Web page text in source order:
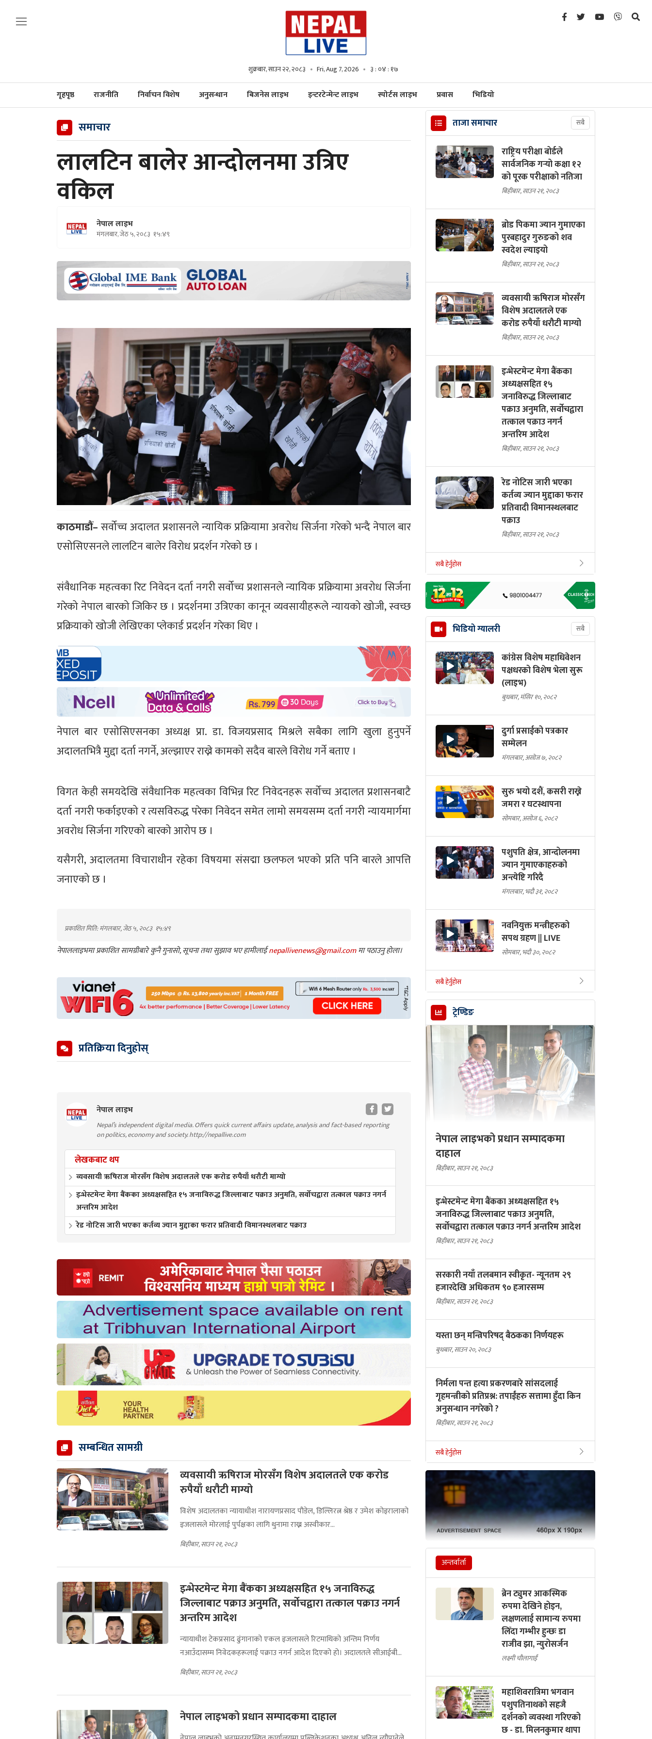
शुक्रबार, साउन २२, २०८३ Fri, Aug 7, 2026 ३ : ०४ : १८
गृहपृष्ठ राजनीति निर्वाचन विशेष अनुसन्धान बिजनेस लाइभ इन्टरटेन्मेन्ट लाइभ स्पोर्टस लाइभ प्रवास भिडियो
समाचार
लालटिन बालेर आन्दोलनमा उत्रिए
वकिल
नेपाल लाइभ
मंगलबार, जेठ ५, २०८३ १५:४९
काठमाडौं–सर्वोच्च अदालत प्रशासनले न्यायिक प्रक्रियामा अवरोध सिर्जना गरेको भन्दै नेपाल बार
एसोसिएसनले लालटिन बालेर विरोध प्रदर्शन गरेको छ ।
संवैधानिक महत्वका रिट निवेदन दर्ता नगरी सर्वोच्च प्रशासनले न्यायिक प्रक्रियामा अवरोध सिर्जना
गरेको नेपाल बारको जिकिर छ । प्रदर्शनमा उत्रिएका कानून व्यवसायीहरूले न्यायको खोजी, स्वच्छ
प्रक्रियाको खोजी लेखिएका प्लेकार्ड प्रदर्शन गरेका थिए ।
नेपाल बार एसोसिएसनका अध्यक्ष प्रा. डा. विजयप्रसाद मिश्रले सबैका लागि खुला हुनुपर्ने
अदालतभित्रै मुद्दा दर्ता नगर्ने, अल्झाएर राख्ने कामको सदैव बारले विरोध गर्ने बताए ।
विगत केही समयदेखि संवैधानिक महत्वका विभिन्न रिट निवेदनहरू सर्वोच्च अदालत प्रशासनबाटै
दर्ता नगरी फर्काइएको र त्यसविरुद्ध परेका निवेदन समेत लामो समयसम्म दर्ता नगरी न्यायमार्गमा
अवरोध सिर्जना गरिएको बारको आरोप छ ।
यसैगरी, अदालतमा विचाराधीन रहेका विषयमा संसद्मा छलफल भएको प्रति पनि बारले आपत्ति
जनाएको छ ।
प्रकाशित मिति: मंगलबार, जेठ ५, २०८३ १५:४९
नेपाललाइभमा प्रकाशित सामग्रीबारे कुनै गुनासो, सूचना तथा सुझाव भए हामीलाईnepallivenews@gmail.comमा पठाउनु होला।
प्रतिक्रिया दिनुहोस्
नेपाल लाइभ
Nepal’s independent digital media. Offers quick current affairs update, analysis and fact-based reporting
on politics, economy and society. http://nepallive.com
लेखकबाट थप
व्यवसायी ऋषिराज मोरसँग विशेष अदालतले एक करोड रुपैयाँ धरौटी माग्यो
इन्भेस्टमेन्ट मेगा बैंकका अध्यक्षसहित १५ जनाविरुद्ध जिल्लाबाट पक्राउ अनुमति, सर्वोचद्वारा तत्काल पक्राउ नगर्न
अन्तरिम आदेश
रेड नोटिस जारी भएका कर्तव्य ज्यान मुद्दाका फरार प्रतिवादी विमानस्थलबाट पक्राउ
सम्बन्धित सामग्री
व्यवसायी ऋषिराज मोरसँग विशेष अदालतले एक करोड
रुपैयाँ धरौटी माग्यो
विशेष अदालतका न्यायाधीश नारायणप्रसाद पौडेल, डिल्लिरत्न श्रेष्ठ र उमेश कोइरालाको
इजलासले मोरलाई पुर्पक्षका लागि थुनामा राख्न अस्वीकार...
बिहीबार, साउन २१, २०८३
इन्भेस्टमेन्ट मेगा बैंकका अध्यक्षसहित १५ जनाविरुद्ध
जिल्लाबाट पक्राउ अनुमति, सर्वोचद्वारा तत्काल पक्राउ नगर्न
अन्तरिम आदेश
न्यायाधीश टेकप्रसाद ढुंगानाको एकल इजलासले रिटमाथिको अन्तिम निर्णय
नआउँदासम्म निवेदकहरूलाई पक्राउ नगर्न आदेश दिएको हो। अदालतले सीआईबी...
बिहीबार, साउन २१, २०८३
नेपाल लाइभको प्रधान सम्पादकमा दाहाल
ताजा समाचार सबै
राष्ट्रिय परीक्षा बोर्डले
सार्वजनिक गर्‍यो कक्षा १२
को पूरक परीक्षाको नतिजा
बिहीबार, साउन २१, २०८३
ब्रोड पिकमा ज्यान गुमाएका
पुरबहादुर गुरुङको शव
स्वदेश ल्याइयो
बिहीबार, साउन २१, २०८३
व्यवसायी ऋषिराज मोरसँग
विशेष अदालतले एक
करोड रुपैयाँ धरौटी माग्यो
बिहीबार, साउन २१, २०८३
इन्भेस्टमेन्ट मेगा बैंकका
अध्यक्षसहित १५
जनाविरुद्ध जिल्लाबाट
पक्राउ अनुमति, सर्वोचद्वारा
तत्काल पक्राउ नगर्न
अन्तरिम आदेश
बिहीबार, साउन २१, २०८३
रेड नोटिस जारी भएका
कर्तव्य ज्यान मुद्दाका फरार
प्रतिवादी विमानस्थलबाट
पक्राउ
बिहीबार, साउन २१, २०८३
सबै हेर्नुहोस
भिडियो ग्यालरी सबै
कांग्रेस विशेष महाधिवेशन
पक्षधरको विशेष भेला सुरू
(लाइभ)
बुधबार, मंसिर १०, २०८२
दुर्गा प्रसाईको पत्रकार
सम्मेलन
मंगलबार, असोज ७, २०८२
सुरु भयो दशैं, कसरी राख्ने
जमरा र घटस्थापना
सोमबार, असोज ६, २०८२
पशुपति क्षेत्र, आन्दोलनमा
ज्यान गुमाएकाहरुको
अन्त्येष्टि गरिदै
मंगलबार, भदौ ३१, २०८२
नवनियुक्त मन्त्रीहरुको
सपथ ग्रहण || LIVE
सोमबार, भदौ ३०, २०८२
सबै हेर्नुहोस
ट्रेण्डिङ
नेपाल लाइभको प्रधान सम्पादकमा
दाहाल
बिहीबार, साउन २१, २०८३
इन्भेस्टमेन्ट मेगा बैंकका अध्यक्षसहित १५
जनाविरुद्ध जिल्लाबाट पक्राउ अनुमति,
सर्वोचद्वारा तत्काल पक्राउ नगर्न अन्तरिम आदेश
बिहीबार, साउन २१, २०८३
सरकारी नयाँ तलबमान स्वीकृत- न्यूनतम २९
हजारदेखि अधिकतम ९० हजारसम्म
बिहीबार, साउन २१, २०८३
यस्ता छन् मन्त्रिपरिषद् बैठकका निर्णयहरू
बुधबार, साउन २०, २०८३
निर्मला पन्त हत्या प्रकरणबारे सांसदलाई
गृहमन्त्रीको प्रतिप्रश्न: तपाईंहरु सत्तामा हुँदा किन
अनुसन्धान नगरेको ?
बिहीबार, साउन २१, २०८३
सबै हेर्नुहोस
अन्तर्वार्ता
ब्रेन ट्युमर आकस्मिक
रुपमा देखिने होइन,
लक्षणलाई सामान्य रुपमा
लिँदा गम्भीर हुन्छः डा
राजीव झा, न्युरोसर्जन
लक्ष्मी चौलागाईं
महाशिवरात्रिमा भगवान
पशुपतिनाथको सहजै
दर्शनको व्यवस्था गरिएको
छ - डा. मिलनकुमार थापा